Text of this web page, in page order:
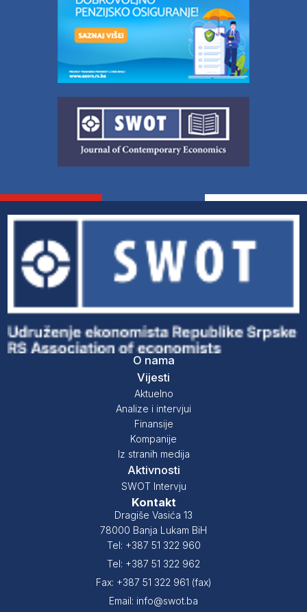
O nama
Vijesti
Aktuelno
Analize i intervjui
Finansije
Kompanije
Iz stranih medija
Aktivnosti
SWOT Intervju
Kontakt
Dragiše Vasića 13
78000 Banja Lukam BiH
Tel: +387 51 322 960
Tel: +387 51 322 962
Fax: +387 51 322 961 (fax)
Email: info@swot.ba